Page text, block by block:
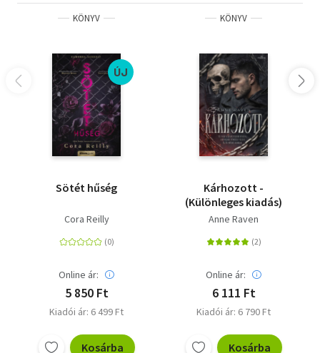
KÖNYV
ÚJ
Sötét hűség
Cora Reilly
Online ár:
5 850 Ft
Kiadói ár: 6 499 Ft
Kosárba
KÖNYV
Kárhozott -
(Különleges kiadás)
Anne Raven
Online ár:
6 111 Ft
Kiadói ár: 6 790 Ft
Kosárba